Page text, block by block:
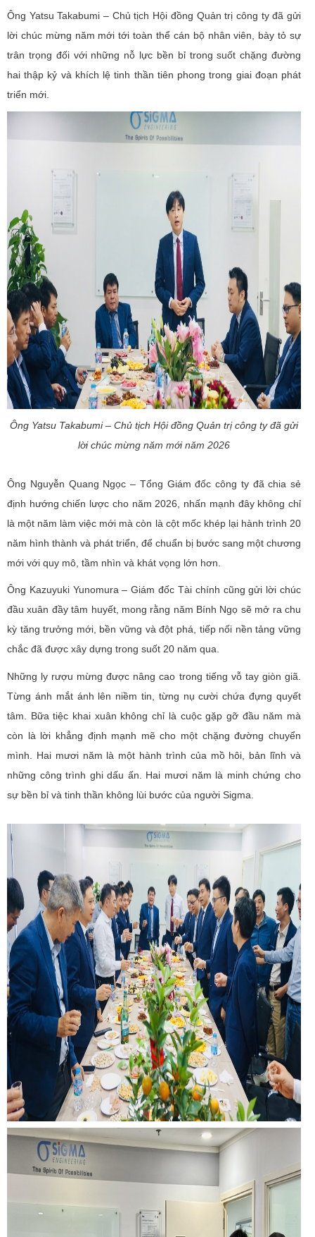
Ông Yatsu Takabumi – Chủ tịch Hội đồng Quản trị công ty đã gửi
lời chúc mừng năm mới tới toàn thể cán bộ nhân viên, bày tỏ sự
trân trọng đối với những nỗ lực bền bỉ trong suốt chặng đường
hai thập kỷ và khích lệ tinh thần tiên phong trong giai đoạn phát
triển mới.
Ông Yatsu Takabumi – Chủ tịch Hội đồng Quản trị công ty đã gửi
lời chúc mừng năm mới năm 2026
Ông Nguyễn Quang Ngọc – Tổng Giám đốc công ty đã chia sẻ
định hướng chiến lược cho năm 2026, nhấn mạnh đây không chỉ
là một năm làm việc mới mà còn là cột mốc khép lại hành trình 20
năm hình thành và phát triển, để chuẩn bị bước sang một chương
mới với quy mô, tầm nhìn và khát vọng lớn hơn.
Ông Kazuyuki Yunomura – Giám đốc Tài chính cũng gửi lời chúc
đầu xuân đầy tâm huyết, mong rằng năm Bính Ngọ sẽ mở ra chu
kỳ tăng trưởng mới, bền vững và đột phá, tiếp nối nền tảng vững
chắc đã được xây dựng trong suốt 20 năm qua.
Những ly rượu mừng được nâng cao trong tiếng vỗ tay giòn giã.
Từng ánh mắt ánh lên niềm tin, từng nụ cười chứa đựng quyết
tâm. Bữa tiệc khai xuân không chỉ là cuộc gặp gỡ đầu năm mà
còn là lời khẳng định mạnh mẽ cho một chặng đường chuyển
mình. Hai mươi năm là một hành trình của mồ hôi, bản lĩnh và
những công trình ghi dấu ấn. Hai mươi năm là minh chứng cho
sự bền bỉ và tinh thần không lùi bước của người Sigma.